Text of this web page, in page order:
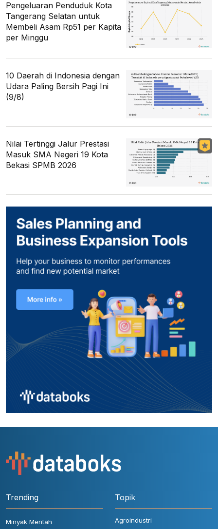
Pengeluaran Penduduk Kota
Tangerang Selatan untuk
Membeli Asam Rp51 per Kapita
per Minggu
10 Daerah di Indonesia dengan
Udara Paling Bersih Pagi Ini
(9/8)
Nilai Tertinggi Jalur Prestasi
Masuk SMA Negeri 19 Kota
Bekasi SPMB 2026
Trending
Minyak Mentah
Topik
Agroindustri